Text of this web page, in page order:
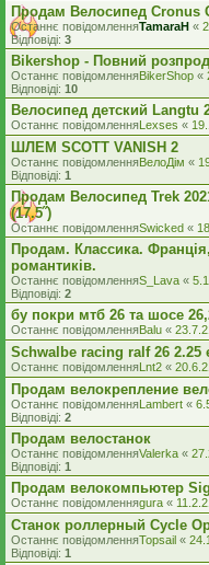
Продам Велосипед Cronus
Останнє повідомленняTamaraH «
Відповіді: 3
Bikershop - Повний
Останнє повідомленняBikerShop «
Відповіді: 10
Велосипед детский Langtu
Останнє повідомленняLexses «
ШЛЕМ SCOTT VANISH 2
Останнє повідомленняВелоДім «
Відповіді: 1
Продам Велосипед Trek
(17.5˝)
Останнє повідомленняSwicked «
Продам. Классика.
романтиків.
Останнє повідомленняS_Lava «
Відповіді: 2
бу покри мтб 26 та шосе
Останнє повідомленняBalu «
Schwalbe racing ralf 26 2.25
Останнє повідомленняLnt2 «
Продам велокрепление
Останнє повідомленняLambert «
Відповіді: 2
Продам велостанок
Останнє повідомленняValerka «
Відповіді: 1
Продам велокомпьютер
Останнє повідомленняgura «
Станок роллерный Cycle
Останнє повідомленняTopsail «
Відповіді: 1